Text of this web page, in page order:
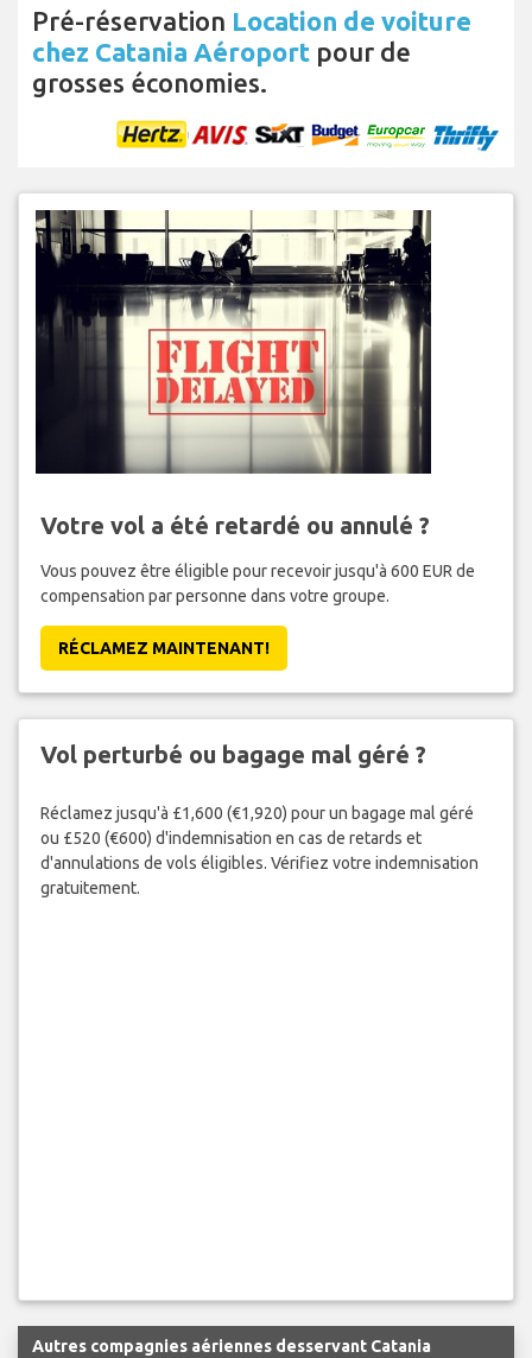
Pré-réservation Location de voiture
chez Catania Aéroport pour de
grosses économies.
Votre vol a été retardé ou annulé ?
Vous pouvez être éligible pour recevoir jusqu'à 600 EUR de
compensation par personne dans votre groupe.
RÉCLAMEZ MAINTENANT!
Vol perturbé ou bagage mal géré ?
Réclamez jusqu'à £1,600 (€1,920) pour un bagage mal géré
ou £520 (€600) d'indemnisation en cas de retards et
d'annulations de vols éligibles. Vérifiez votre indemnisation
gratuitement.
Autres compagnies aériennes desservant Catania